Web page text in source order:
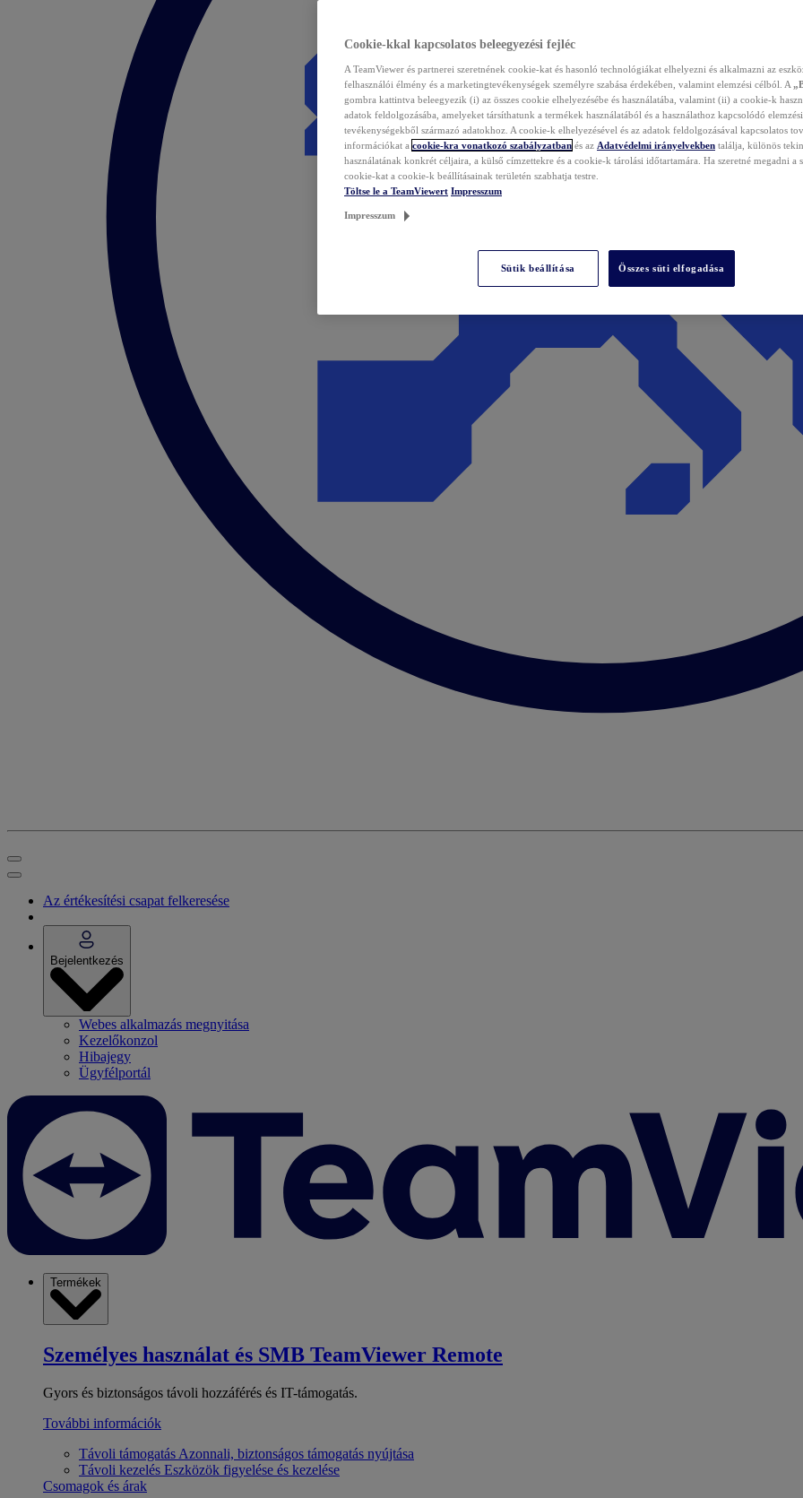
Az értékesítési csapat felkeresése
Bejelentkezés
Webes alkalmazás megnyitása
Kezelőkonzol
Hibajegy
Ügyfélportál
Termékek
Személyes használat és SMB TeamViewer Remote
Gyors és biztonságos távoli hozzáférés és IT-támogatás.
További információk
Távoli támogatás Azonnali, biztonságos támogatás nyújtása
Távoli kezelés Eszközök figyelése és kezelése
Csomagok és árak
Cookie-kkal kapcsolatos beleegyezési fejléc
A TeamViewer és partnerei szeretnének cookie-kat és hasonló technológiákat elhelyezni és alkalmazni az
felhasználói élmény és a marketingtevékenységek személyre szabása érdekében, valamint elemzési célból. A
gombra kattintva beleegyezik (i) az összes cookie elhelyezésébe és használatába, valamint (ii) a cookie-k
adatok feldolgozásába, amelyeket társíthatunk a termékek használatából és a használathoz kapcsolódó elemzési
tevékenységekből származó adatokhoz. A cookie-k elhelyezésével és az adatok feldolgozásával kapcsolatos
információkat a cookie-kra vonatkozó szabályzatban és az Adatvédelmi irányelvekben találja, különös
használatának konkrét céljaira, a külső címzettekre és a cookie-k tárolási időtartamára. Ha szeretné megadni a
cookie-kat a cookie-k beállításainak területén szabhatja testre.
Töltse le a TeamViewert Impresszum
Impresszum
Sütik beállítása Összes süti elfogadása